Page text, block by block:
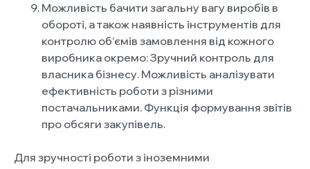
Можливість бачити загальну вагу виробів в
обороті, а також наявність інструментів для
контролю об’ємів замовлення від кожного
виробника окремо: Зручний контроль для
власника бізнесу. Можливість аналізувати
ефективність роботи з різними
постачальниками. Функція формування звітів
про обсяги закупівель.
Для зручності роботи з іноземними